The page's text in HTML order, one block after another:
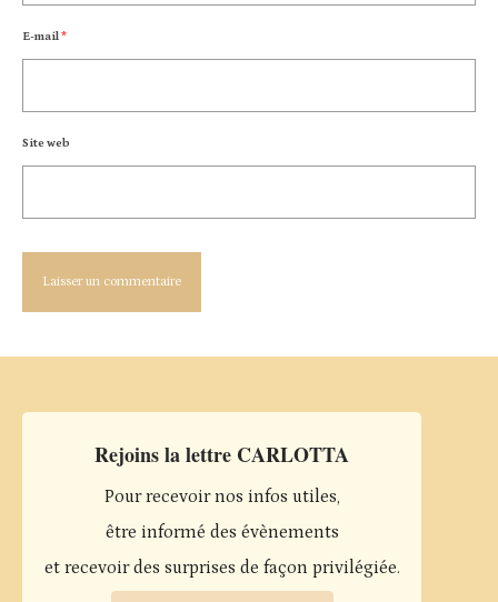
E-mail*
Site web
Rejoins la lettre CARLOTTA
Pour recevoir nos infos utiles,
être informé des évènements
et recevoir des surprises de façon privilégiée.